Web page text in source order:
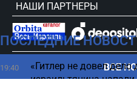
ПОСЛЕДНИЕ
19:40
«Гитлер не довел дело
израильтянина
ВСЕ
НАШИ ПАРТНЕРЫ
сursorinfo.co.il © Все